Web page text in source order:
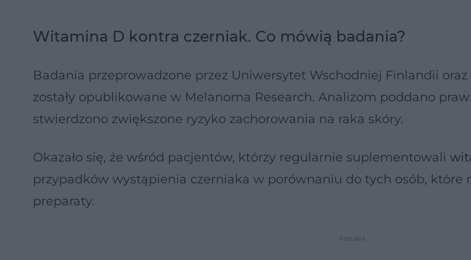
Witamina D kontra czerniak. Co mówią badania?
Badania przeprowadzone przez Uniwersytet Wschodniej Finlandii
zostały opublikowane w Melanoma Research. Analizom poddano
stwierdzono zwiększone ryzyko zachorowania na raka skóry.
Okazało się, że wśród pacjentów, którzy regularnie suplementowali
przypadków wystąpienia czerniaka w porównaniu do tych osób, które
preparaty.